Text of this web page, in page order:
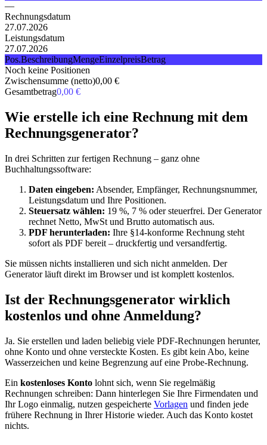
—
Rechnungsdatum
27.07.2026
Leistungsdatum
27.07.2026
Pos.BeschreibungMengeEinzelpreisBetrag
Noch keine Positionen
Zwischensumme (netto)0,00 €
Gesamtbetrag0,00 €
Wie erstelle ich eine Rechnung mit dem
Rechnungsgenerator?
In drei Schritten zur fertigen Rechnung – ganz ohne
Buchhaltungssoftware:
Daten eingeben: Absender, Empfänger, Rechnungsnummer,
Leistungsdatum und Ihre Positionen.
Steuersatz wählen: 19 %, 7 % oder steuerfrei. Der Generator
rechnet Netto, MwSt und Brutto automatisch aus.
PDF herunterladen: Ihre §14-konforme Rechnung steht
sofort als PDF bereit – druckfertig und versandfertig.
Sie müssen nichts installieren und sich nicht anmelden. Der
Generator läuft direkt im Browser und ist komplett kostenlos.
Ist der Rechnungsgenerator wirklich
kostenlos und ohne Anmeldung?
Ja. Sie erstellen und laden beliebig viele PDF-Rechnungen herunter,
ohne Konto und ohne versteckte Kosten. Es gibt kein Abo, keine
Wasserzeichen und keine Begrenzung auf eine Probe-Rechnung.
Ein kostenloses Konto lohnt sich, wenn Sie regelmäßig
Rechnungen schreiben: Dann hinterlegen Sie Ihre Firmendaten und
Ihr Logo einmalig, nutzen gespeicherte Vorlagen und finden jede
frühere Rechnung in Ihrer Historie wieder. Auch das Konto kostet
nichts.